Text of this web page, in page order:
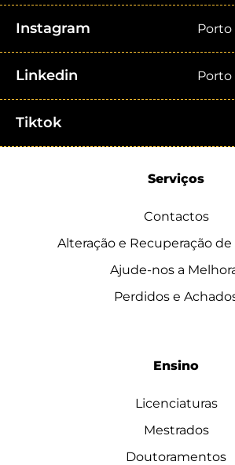
Instagram Porto
Linkedin Porto
Tiktok
Serviços
Contactos
Alteração e Recuperação de
Ajude-nos a
Perdidos e
Ensino
Licenciaturas
Mestrados
Doutoramentos